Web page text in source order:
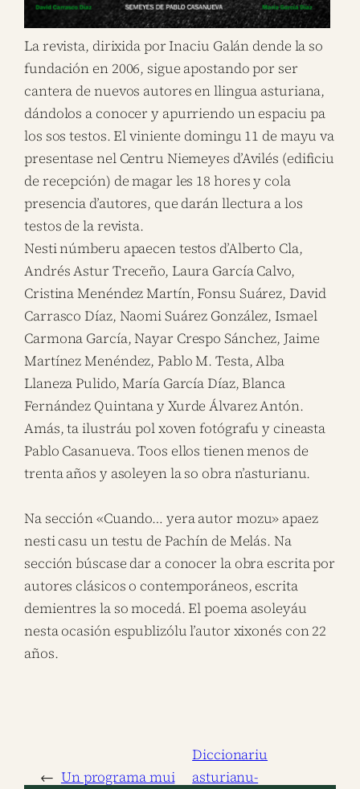
La revista, dirixida por Inaciu Galán dende la so
fundación en 2006, sigue apostando por ser
cantera de nuevos autores en llingua asturiana,
dándolos a conocer y apurriendo un espaciu pa
los sos testos. El viniente domingu 11 de mayu va
presentase nel Centru Niemeyes d’Avilés (edificiu
de recepción) de magar les 18 hores y cola
presencia d’autores, que darán llectura a los
testos de la revista.
Nesti númberu apaecen testos d’Alberto Cla,
Andrés Astur Treceño, Laura García Calvo,
Cristina Menéndez Martín, Fonsu Suárez, David
Carrasco Díaz, Naomi Suárez González, Ismael
Carmona García, Nayar Crespo Sánchez, Jaime
Martínez Menéndez, Pablo M. Testa, Alba
Llaneza Pulido, María García Díaz, Blanca
Fernández Quintana y Xurde Álvarez Antón.
Amás, ta ilustráu pol xoven fotógrafu y cineasta
Pablo Casanueva. Toos ellos tienen menos de
trenta años y asoleyen la so obra n’asturianu.
Na sección «Cuando… yera autor mozu» apaez
nesti casu un testu de Pachín de Melás. Na
sección búscase dar a conocer la obra escrita por
autores clásicos o contemporáneos, escrita
demientres la so mocedá. El poema asoleyáu
nesta ocasión espublizólu l’autor xixonés con 22
años.
← Un programa mui
Diccionariu
asturianu-